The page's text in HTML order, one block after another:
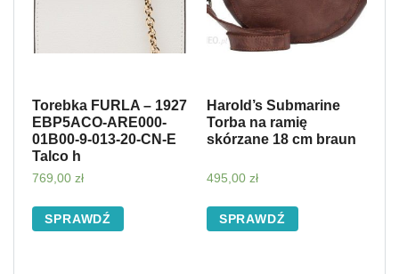
Torebka FURLA – 1927
EBP5ACO-ARE000-
01B00-9-013-20-CN-E
Talco h
769,00 zł
SPRAWDŹ
Harold’s Submarine
Torba na ramię
skórzane 18 cm braun
495,00 zł
SPRAWDŹ